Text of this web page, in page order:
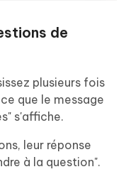
de
plusieurs fois
que le message
s'affiche.
leur réponse
à la question".